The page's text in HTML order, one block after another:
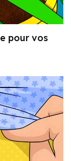
pour vos